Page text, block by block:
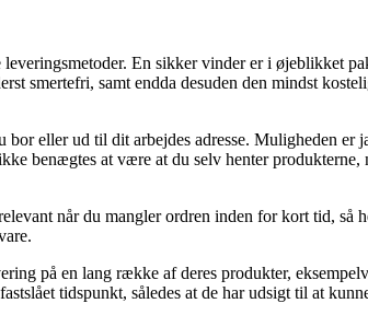
En sikker vinder er i øjeblikket
smertefri, samt endda desuden den mindst
eller ud til dit arbejdes adresse. Muligheden
benægtes at være at du selv henter produkterne,
når du mangler ordren inden for kort tid, så
på en lang række af deres produkter,
tidspunkt, således at de har udsigt til at